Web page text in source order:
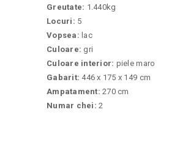
Greutate: 1.440kg
Locuri: 5
Vopsea:lac
Culoare: gri
Culoare interior: piele maro
Gabarit: 446 x 175 x 149 cm
Ampatament: 270 cm
Numar chei: 2